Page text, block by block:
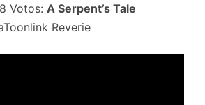
Votos: A Serpent’s Tale
Reverie